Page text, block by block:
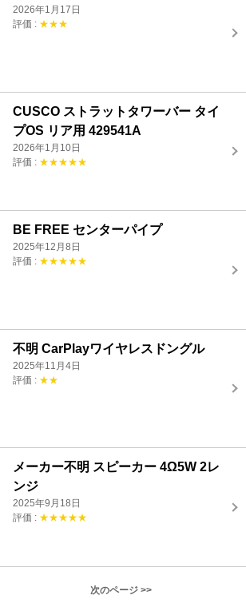
2026年1月17日
評価 : ★★★
CUSCO ストラットタワーバー タイ
プOS リア用 429541A
2026年1月10日
評価 : ★★★★★
BE FREE センターパイプ
2025年12月8日
評価 : ★★★★★
不明 CarPlayワイヤレスドングル
2025年11月4日
評価 : ★★
メーカー不明 スピーカー 4Ω5W 2レ
ンジ
2025年9月18日
評価 : ★★★★★
次のページ >>